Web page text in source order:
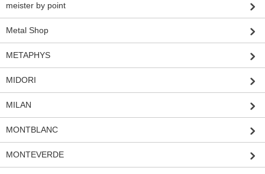
meister by point
Metal Shop
METAPHYS
MIDORI
MILAN
MONTBLANC
MONTEVERDE